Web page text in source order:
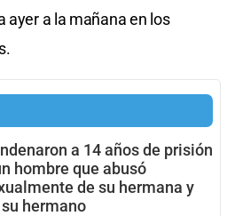
ayer a la mañana en los
a 14 años de prisión
hombre que abusó
de su hermana y
hermano